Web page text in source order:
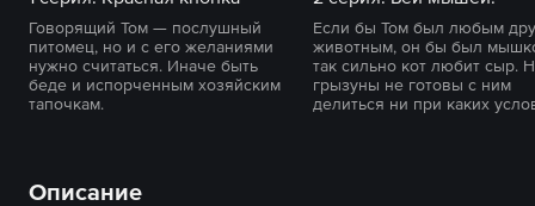
Говорящий Том — послушный
питомец, но и с его желаниями
нужно считаться. Иначе быть
беде и испорченным хозяйским
тапочкам.
Если бы Том был любым
животным, он бы был
так сильно кот любит сыр.
грызуны не готовы с ним
делиться ни при каких
Описание